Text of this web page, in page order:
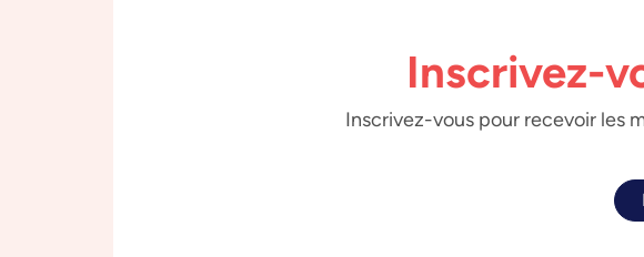
Inscrivez-
Inscrivez-vous pour recevoir les